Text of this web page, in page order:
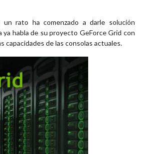
rato ha comenzado a darle solución
ya habla de su proyecto GeForce Grid con
capacidades de las consolas actuales.